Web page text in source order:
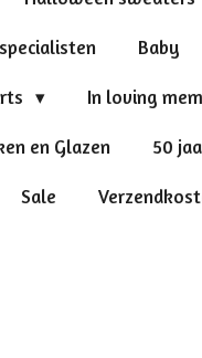
Baby
In loving
en Glazen 50
Sale